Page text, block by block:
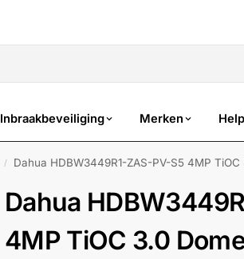
Inbraakbeveiliging Merken Help
/ Dahua HDBW3449R1-ZAS-PV-S5 4MP
Dahua
4MP TiOC 3.0